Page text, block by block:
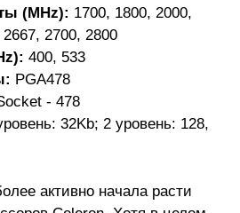
(MHz): 1700, 1800, 2000,
2700, 2800
400, 533
PGA478
- 478
32Kb; 2 уровень: 128,
активно начала расти